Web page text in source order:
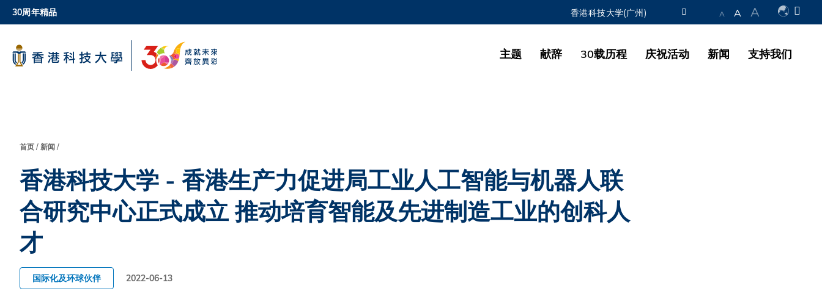
Skip
to
content
更多科大概览
科大新闻 生活@科大 图书馆
30周年精品 香港科技大学(广州) A A A
主题 献辞 30载历程 庆祝活动 新闻 支持我们
面
包
屑
首页 新闻
香港科技大学 - 香港生产力促进局工业人工智能与机器人联
合研究中心正式成立 推动培育智能及先进制造工业的创科人
才
国际化及环球伙伴 2022-06-13